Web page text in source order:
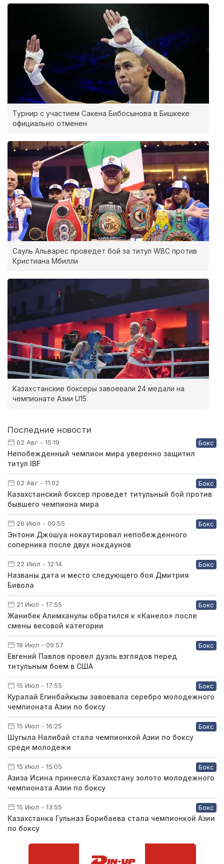
Турнир с участием Сакена Бибосынова в Бишкеке
официально отменен
Сауль Альварес проведет бой за титул WBC против
Кристиана Мбилли
Казахстанские боксеры завоевали 24 медали на
чемпионате Азии U15
Последние новости
02 Авг - 15:19 Бокс
Непобежденный чемпион мира уверенно защитил
титул IBF
02 Авг - 11:02 Бокс
Казахстанский боксер проведет титульный бой против
бывшего чемпиона мира
26 Июл - 00:55 Бокс
Энтони Джошуа нокаутировал непобежденного
соперника после двух нокдаунов
22 Июл - 12:14 Бокс
Названы дата и место следующего боя Дмитрия
Бивола
21 Июл - 17:55 Бокс
Жанибек Алимханулы обратился к «Канело» после
смены весовой категории
18 Июл - 09:57 Бокс
Евгений Павлов провел дуэль взглядов перед
титульным боем в США
15 Июл - 17:55 Бокс
Куралай Егинбайкызы завоевала серебро молодежного
чемпионата Азии по боксу
15 Июл - 16:25 Бокс
Шугыла Налибай стала чемпионкой Азии по боксу
среди молодежи
15 Июл - 15:05 Бокс
Азиза Исина принесла Казахстану золото молодежного
чемпионата Азии по боксу
15 Июл - 13:55 Бокс
Казахстанка Гульназ Борибаева стала чемпионкой Азии
по боксу